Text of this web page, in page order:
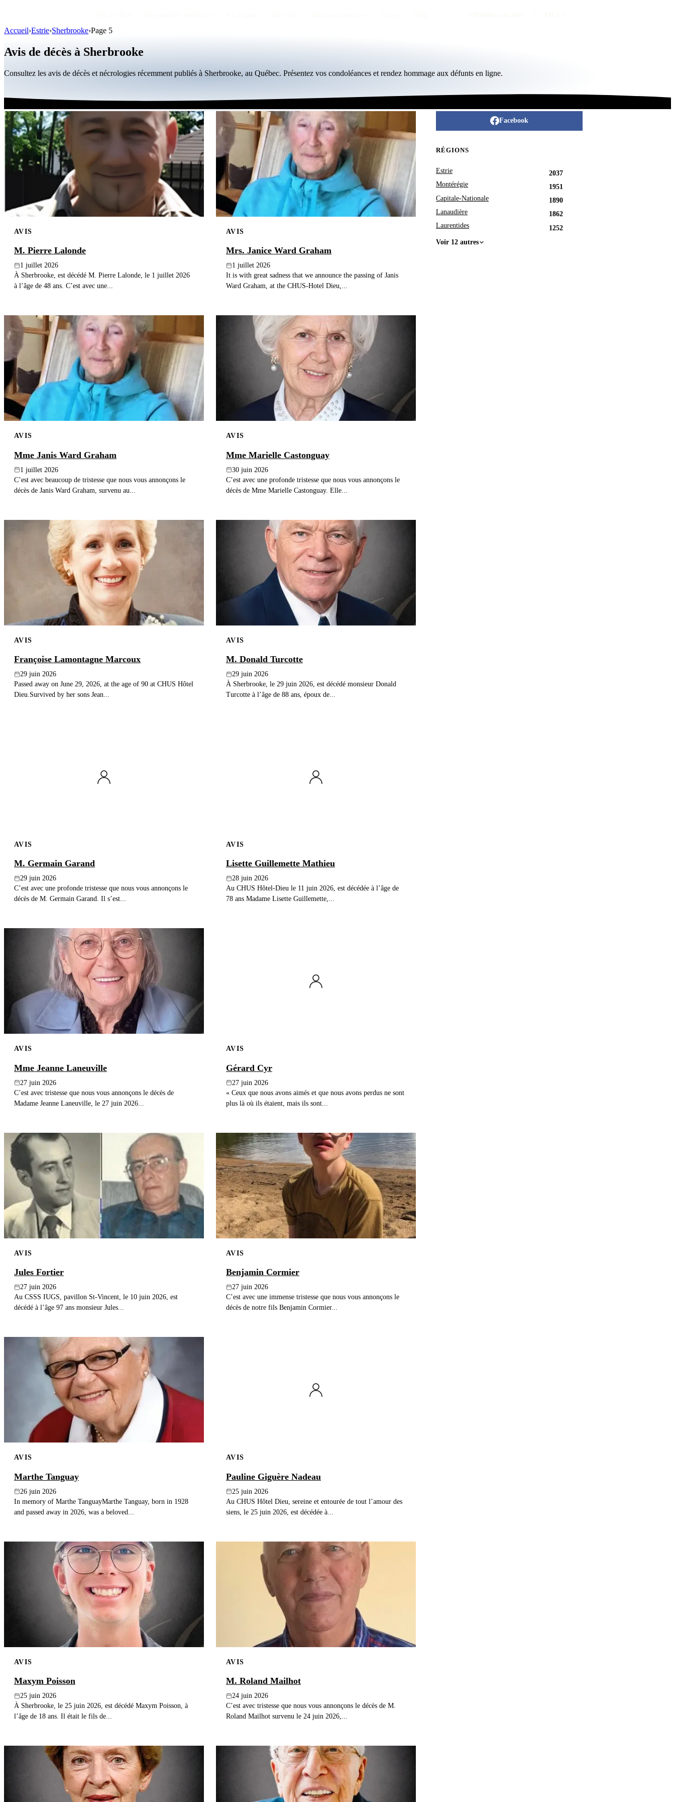
Accueil›Estrie›Sherbrooke›Page 5
Avis de décès à Sherbrooke
Consultez les avis de décès et nécrologies récemment publiés à Sherbrooke, au Québec. Présentez vos condoléances et rendez hommage aux défunts en ligne.
AVIS
M. Pierre Lalonde
1 juillet 2026
À Sherbrooke, est décédé M. Pierre Lalonde, le 1 juillet 2026
à l’âge de 48 ans. C’est avec une...
AVIS
Mrs. Janice Ward Graham
1 juillet 2026
It is with great sadness that we announce the passing of Janis
Ward Graham, at the CHUS-Hotel Dieu,...
AVIS
Mme Janis Ward Graham
1 juillet 2026
C’est avec beaucoup de tristesse que nous vous annonçons le
décès de Janis Ward Graham, survenu au...
AVIS
Mme Marielle Castonguay
30 juin 2026
C’est avec une profonde tristesse que nous vous annonçons le
décès de Mme Marielle Castonguay. Elle...
AVIS
Françoise Lamontagne Marcoux
29 juin 2026
Passed away on June 29, 2026, at the age of 90 at CHUS Hôtel
Dieu.Survived by her sons Jean...
AVIS
M. Donald Turcotte
29 juin 2026
À Sherbrooke, le 29 juin 2026, est décédé monsieur Donald
Turcotte à l’âge de 88 ans, époux de...
AVIS
M. Germain Garand
29 juin 2026
C’est avec une profonde tristesse que nous vous annonçons le
décès de M. Germain Garand. Il s’est...
AVIS
Lisette Guillemette Mathieu
28 juin 2026
Au CHUS Hôtel-Dieu le 11 juin 2026, est décédée à l’âge de
78 ans Madame Lisette Guillemette,...
AVIS
Mme Jeanne Laneuville
27 juin 2026
C’est avec tristesse que nous vous annonçons le décès de
Madame Jeanne Laneuville, le 27 juin 2026...
AVIS
Gérard Cyr
27 juin 2026
« Ceux que nous avons aimés et que nous avons perdus ne sont
plus là où ils étaient, mais ils sont...
AVIS
Jules Fortier
27 juin 2026
Au CSSS IUGS, pavillon St-Vincent, le 10 juin 2026, est
décédé à l’âge 97 ans monsieur Jules...
AVIS
Benjamin Cormier
27 juin 2026
C’est avec une immense tristesse que nous vous annonçons le
décès de notre fils Benjamin Cormier...
AVIS
Marthe Tanguay
26 juin 2026
In memory of Marthe TanguayMarthe Tanguay, born in 1928
and passed away in 2026, was a beloved...
AVIS
Pauline Giguère Nadeau
25 juin 2026
Au CHUS Hôtel Dieu, sereine et entourée de tout l’amour des
siens, le 25 juin 2026, est décédée à...
AVIS
Maxym Poisson
25 juin 2026
À Sherbrooke, le 25 juin 2026, est décédé Maxym Poisson, à
l’âge de 18 ans. Il était le fils de...
AVIS
M. Roland Mailhot
24 juin 2026
C’est avec tristesse que nous vous annonçons le décès de M.
Roland Mailhot survenu le 24 juin 2026,...
Facebook
RÉGIONS
Estrie
2037
Montérégie
1951
Capitale-Nationale
1890
Lanaudière
1862
Laurentides
1252
Voir 12 autres